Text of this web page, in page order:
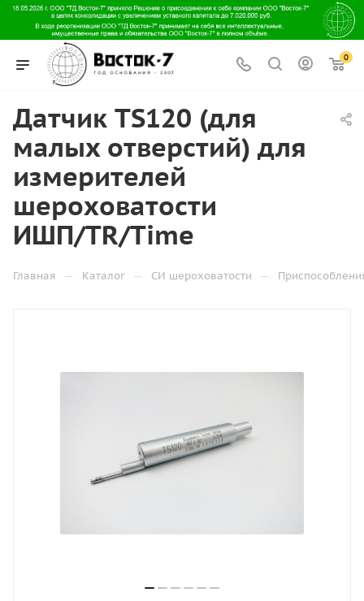
0
Датчик TS120 (для
малых отверстий) для
измерителей
шероховатости
ИШП/TR/Time
Главная — Каталог — СИ шероховатости —